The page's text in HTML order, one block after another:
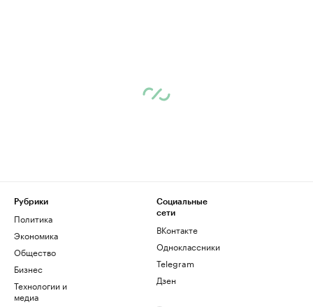
Рубрики
Политика
Экономика
Общество
Бизнес
Технологии и
медиа
Социальные
сети
ВКонтакте
Одноклассники
Telegram
Дзен